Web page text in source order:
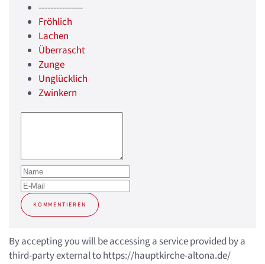
---------------
Fröhlich
Lachen
Überrascht
Zunge
Unglücklich
Zwinkern
KOMMENTIEREN
By accepting you will be accessing a service provided by a
third-party external to https://hauptkirche-altona.de/